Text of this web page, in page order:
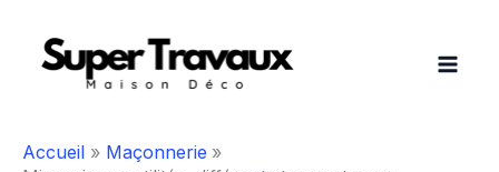
contenu
Accueil
Maçonnerie